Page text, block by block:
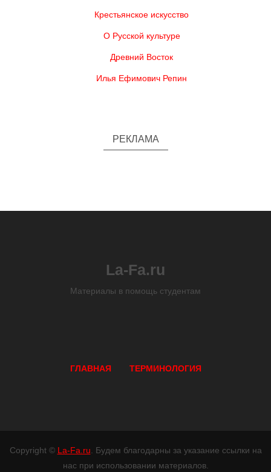
Крестьянское искусство
О Русской культуре
Древний Восток
Илья Ефимович Репин
РЕКЛАМА
La-Fa.ru
Материалы в помощь студентам
ГЛАВНАЯ ТЕРМИНОЛОГИЯ
Copyright © La-Fa.ru . Будем благодарны за указание ссылки на
нас при использовании материалов.